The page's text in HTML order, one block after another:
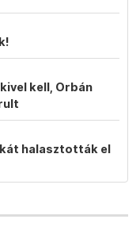
kell, Orbán
halasztották el